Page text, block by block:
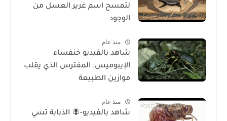
لتمسح اسم غرير العسل من
الوجود
منذ عام
شاهد بالفيديو خنفساء
الإيبوميس: المفترس الذي يقلب
موازين الطبيعة
منذ عام
شاهد بالفيديو-🪰 الذبابة تسي